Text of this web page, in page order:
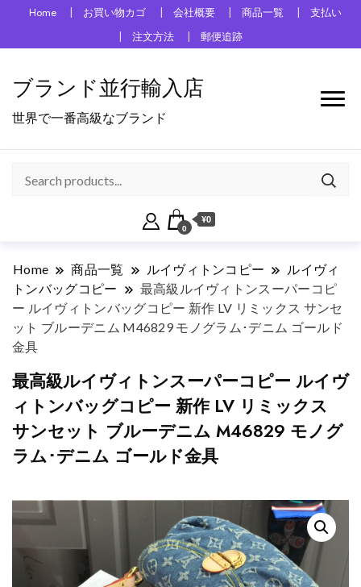
Home お買い物カゴ 会社概要 商品一覧
支払い
注文方法
郵便追跡
ブランド並行輸入店
世界で一番高級なブランド
0
¥0
Home 商品一覧 ルイヴィトンコピー
ルイヴィ
トンバッグコピー
最高級ルイヴィトンスーパーコピ
ー ルイヴィトンバッグコピー 新作 LV リミックス サンセ
ット ブルーデニム M46829 モノグラム･デニム ゴールド
金具
最高級ルイヴィトンスーパーコピー ルイヴ
ィトンバッグコピー 新作 LV リミックス
サンセット ブルーデニム M46829 モノグ
ラム･デニム ゴールド金具